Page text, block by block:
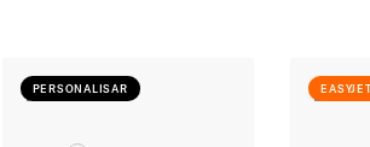
PERSONALISAR